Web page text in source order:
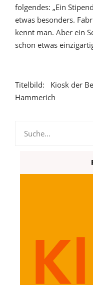
folgendes: „Ein
etwas besonders.
kennt man. Aber ein
schon etwas
Titelbild: Kiosk der
Hammerich